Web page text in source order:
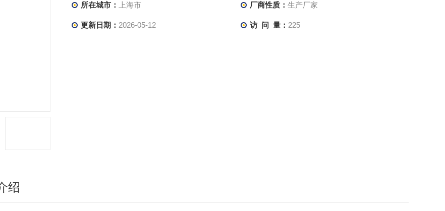
所在城市： 上海市 厂商性质： 生产厂家
更新日期： 2026-05-12 访 问 量： 225
绍